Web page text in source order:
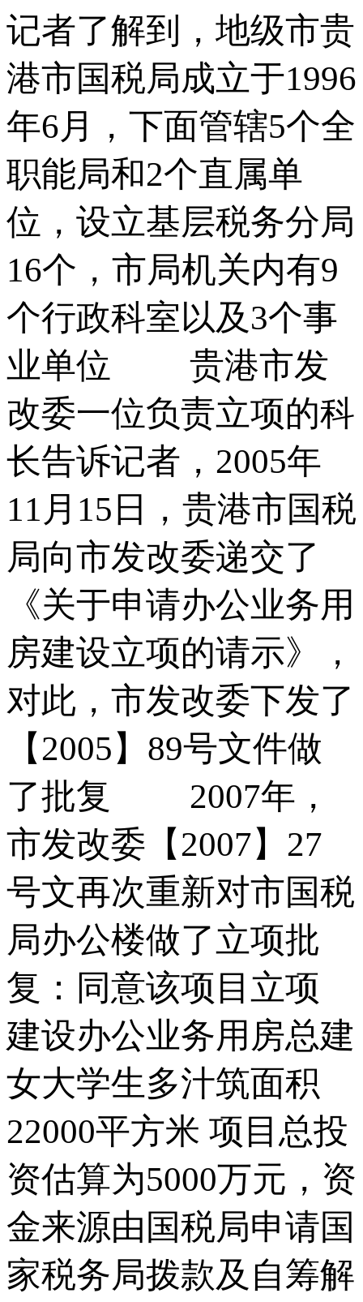
记者了解到，地级市贵
港市国税局成立于1996
年6月，下面管辖5个全
职能局和2个直属单
位，设立基层税务分局
16个，市局机关内有9
个行政科室以及3个事
业单位 贵港市发
改委一位负责立项的科
长告诉记者，2005年
11月15日，贵港市国税
局向市发改委递交了
《关于申请办公业务用
房建设立项的请示》，
对此，市发改委下发了
【2005】89号文件做
了批复 2007年，
市发改委【2007】27
号文再次重新对市国税
局办公楼做了立项批
复：同意该项目立项
建设办公业务用房总建
女大学生多汁筑面积
22000平方米 项目总投
资估算为5000万元，资
金来源由国税局申请国
家税务局拨款及自筹解